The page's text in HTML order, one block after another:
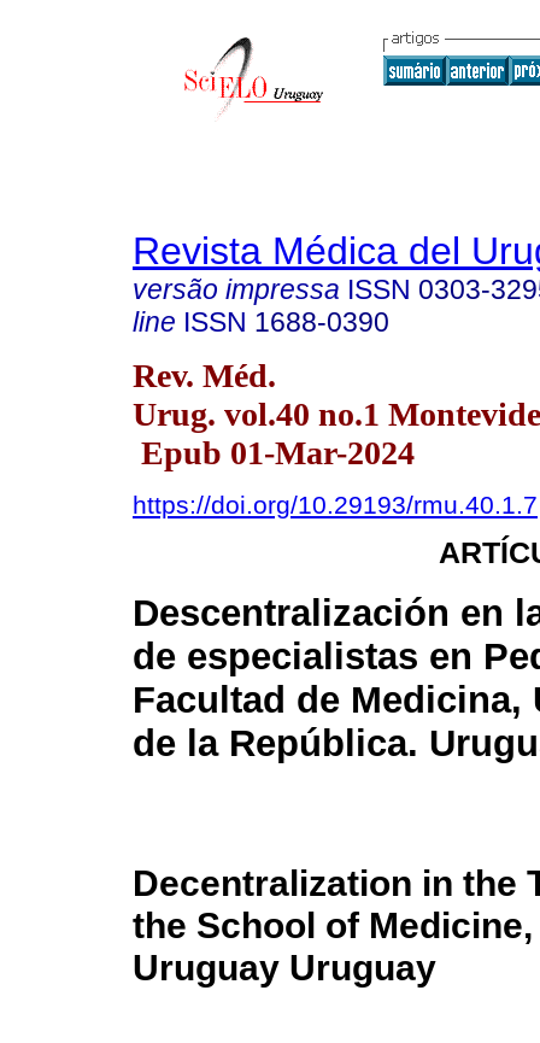
Revista Médica del
versão impressa ISSN 0303-
line ISSN 1688-0390
Rev. Méd.
Urug. vol.40 no.1
Epub 01-Mar-2024
https://doi.org/10.29193/rmu.40.1.7
Descentralización en
de especialistas en
Facultad de Medicina,
de la República.
Decentralization in the
the School of
Uruguay Uruguay